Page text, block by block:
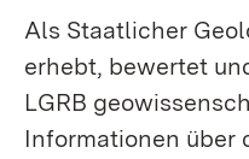
Als Staat­licher
erhebt, bewertet
LGRB
Infor­­ma­tio­nen